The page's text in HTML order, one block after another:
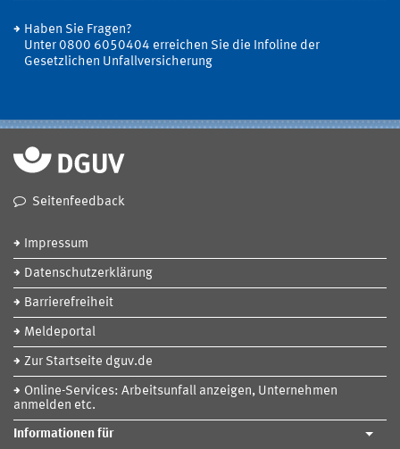
Haben Sie Fragen?
Unter 0800 6050404 erreichen Sie die Infoline der
Gesetzlichen Unfallversicherung
Seitenfeedback
Impressum
Datenschutzerklärung
Barrierefreiheit
Meldeportal
Zur Startseite dguv.de
Online-Services: Arbeitsunfall anzeigen, Unternehmen
anmelden etc.
Informationen für